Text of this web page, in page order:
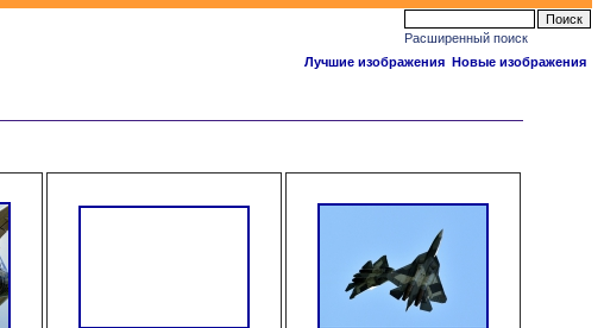
Расширенный поиск
Лучшие изображения Новые изображения